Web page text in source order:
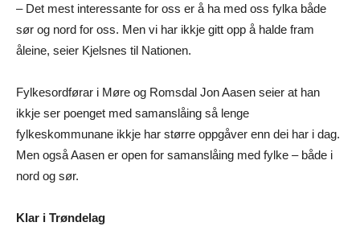
– Det mest interessante for oss er å ha med oss fylka både
sør og nord for oss. Men vi har ikkje gitt opp å halde fram
åleine, seier Kjelsnes til Nationen.
Fylkesordførar i Møre og Romsdal Jon Aasen seier at han
ikkje ser poenget med samanslåing så lenge
fylkeskommunane ikkje har større oppgåver enn dei har i dag.
Men også Aasen er open for samanslåing med fylke – både i
nord og sør.
Klar i Trøndelag